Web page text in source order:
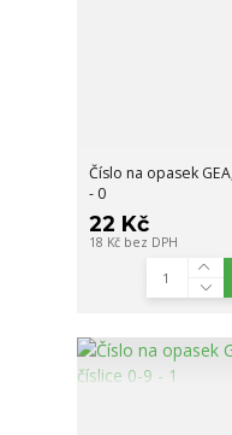
Číslo na opasek
- 0
22 Kč
18 Kč bez DPH